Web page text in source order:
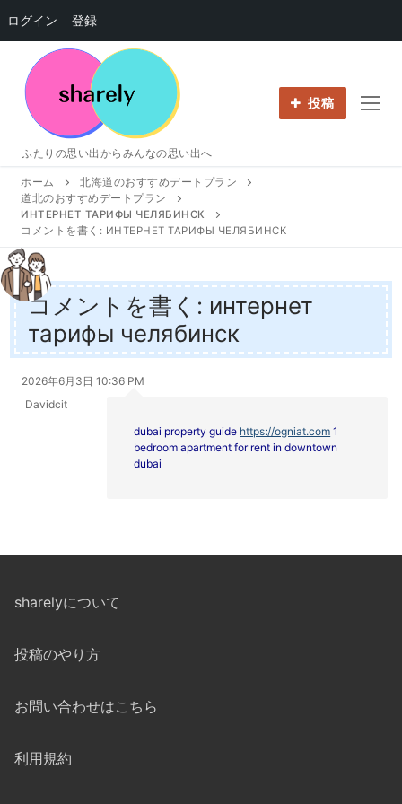
ログイン 登録
プ
ふたりの思い出からみんなの思い出へ
投稿
ホーム
北海道のおすすめデートプラン
道北のおすすめデートプラン
ИНТЕРНЕТ ТАРИФЫ ЧЕЛЯБИНСК
コメントを書く: ИНТЕРНЕТ ТАРИФЫ ЧЕЛЯБИНСК
コメントを書く: интернет
тарифы челябинск
2026年6月3日 10:36 PM
Davidcit
dubai property guide https://ogniat.com 1
bedroom apartment for rent in downtown
dubai
sharelyについて
投稿のやり方
お問い合わせはこちら
利用規約